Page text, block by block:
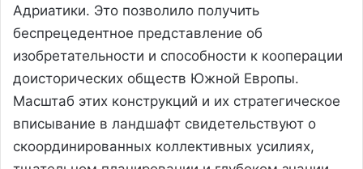
Адриатики. Это позволило получить
беспрецедентное представление об
изобретательности и способности к кооперации
доисторических обществ Южной Европы.
Масштаб этих конструкций и их стратегическое
вписывание в ландшафт свидетельствуют о
скоординированных коллективных усилиях,